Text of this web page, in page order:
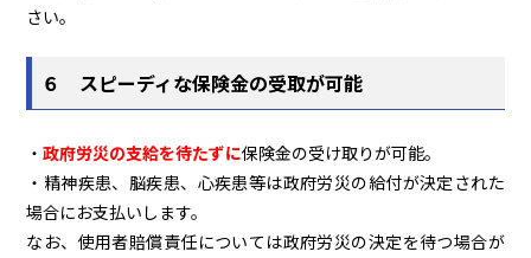
さい。
６ スピーディな保険金の受取が可能
・政府労災の支給を待たずに保険金の受け取りが可能。
・精神疾患、脳疾患、心疾患等は政府労災の給付が決定された
場合にお支払いします。
なお、使用者賠償責任については政府労災の決定を待つ場合が